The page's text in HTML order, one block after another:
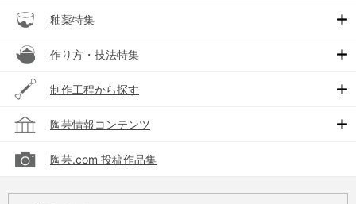
釉薬特集
作り方・技法特集
制作工程から探す
陶芸情報コンテンツ
陶芸.com 投稿作品集